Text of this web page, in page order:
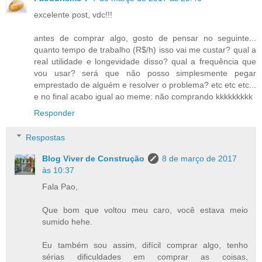
excelente post, vdc!!!
antes de comprar algo, gosto de pensar no seguinte...
quanto tempo de trabalho (R$/h) isso vai me custar? qual a
real utilidade e longevidade disso? qual a frequência que
vou usar? será que não posso simplesmente pegar
emprestado de alguém e resolver o problema? etc etc etc...
e no final acabo igual ao meme: não comprando kkkkkkkkk
Responder
Respostas
Blog Viver de Construção
8 de março de 2017
às 10:37
Fala Pao,
Que bom que voltou meu caro, você estava meio
sumido hehe.
Eu também sou assim, difícil comprar algo, tenho
sérias dificuldades em comprar as coisas,